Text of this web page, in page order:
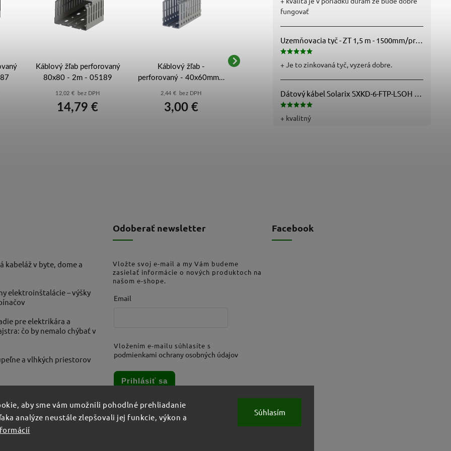
aby sme vám umožnili pohodlné prehliadanie
analýze neustále zlepšovali jej funkcie, výkon a
Súhlasím
fungovať
Uzemňovacia tyč - ZT 1,5 m - 1500mm/pr.25mm - Fe/Zn - f712112
+ Je to zinkovaná tyč, vyzerá dobre.
+ kvalitný
Káblový žľab perforovaný
80x80 - 2m - 05189
12,02 € bez DPH
14,79 €
Káblový žľab -
perforovaný - 40x60mm -
2,44 € bez DPH
3,00 €
Káblový žľab perforovaný
5,78 € bez DPH
7,11 €
Lišta vkladacia hranatá LH
2,66 € bez DPH
kabeláž v byte, dome a
elektroinštalácie – výšky
pre elektrikára a
čo by nemalo chýbať v
a vlhkých priestorov
Odoberať newsletter
Vložte svoj e-mail a my Vám budeme
zasielať informácie o nových produktoch na
našom e-shope.
Email
Vložením e-mailu súhlasíte s
podmienkami ochrany osobných údajov
Prihlásiť sa
Facebook